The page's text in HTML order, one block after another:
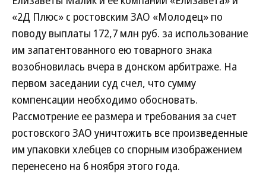
«2Д Плюс» с ростовским ЗАО «Молодец» по
поводу выплаты 172,7 млн руб. за использование
им запатентованного ею товарного знака
возобновилась вчера в донском арбитраже. На
первом заседании суд счел, что сумму
компенсации необходимо обосновать.
Рассмотрение ее размера и требования за счет
ростовского ЗАО уничтожить все произведенные
им упаковки хлебцев со спорным изображением
перенесено на 6 ноября этого года.